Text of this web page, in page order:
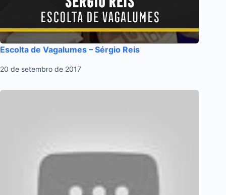
Escolta de Vagalumes – Sérgio Reis
20 de setembro de 2017